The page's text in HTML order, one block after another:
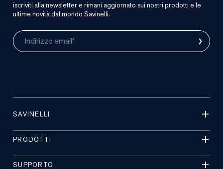
iscriviti alla newsletter e rimani aggiornato sui nostri prodotti e le
ultime novità dal mondo Savinelli.
Indirizzo email* ›
SAVINELLI
PRODOTTI
SUPPORTO